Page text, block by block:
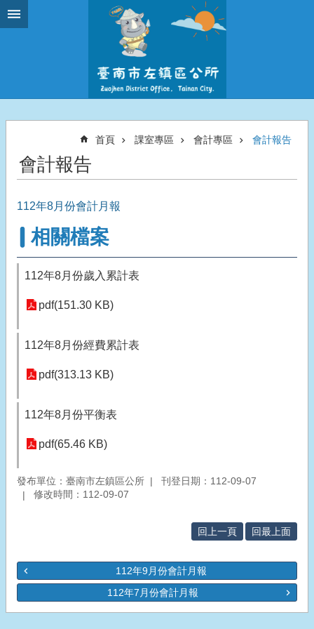
跳到主要內容區塊
首頁 課室專區 會計專區 會計報告
會計報告
112年8月份會計月報
相關檔案
112年8月份歲入累計表
pdf(151.30 KB)
112年8月份經費累計表
pdf(313.13 KB)
112年8月份平衡表
pdf(65.46 KB)
發布單位：臺南市左鎮區公所
刊登日期：112-09-07
修改時間：112-09-07
回上一頁 回最上面
112年9月份會計月報
112年7月份會計月報